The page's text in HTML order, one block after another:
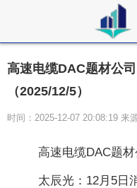
高速电缆DAC题材公
（2025/12/5）
时间：2025-12-07 20:08:19 来
高速电缆DAC题材
太辰光：12月5日